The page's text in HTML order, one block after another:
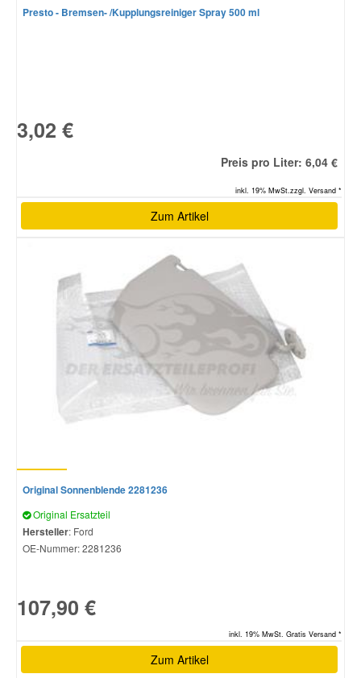
Presto - Bremsen- /Kupplungsreiniger Spray 500 ml
3,02 €
Preis pro Liter: 6,04 €
inkl. 19% MwSt.zzgl. Versand *
Zum Artikel
Original Sonnenblende 2281236
Original Ersatzteil
Hersteller: Ford
OE-Nummer:2281236
107,90 €
inkl. 19% MwSt. Gratis Versand *
Zum Artikel